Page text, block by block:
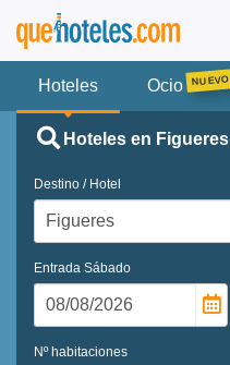
Hoteles Ocio
Hoteles en Figueres
Destino / Hotel
Entrada Sábado
Nº habitaciones